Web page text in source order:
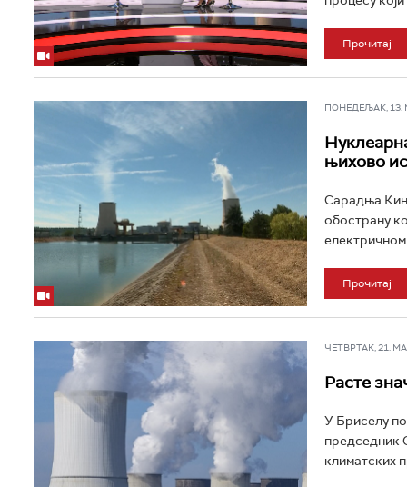
Прочитај
ПОНЕДЕЉАК, 13.
њихово
Сарадња
обострану
електричном
Прочитај
ЧЕТВРТАК, 21.
Расте
У Бриселу
председник
климатских